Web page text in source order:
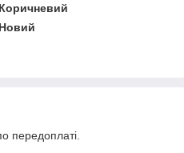
Коричневий
Новий
передоплаті.